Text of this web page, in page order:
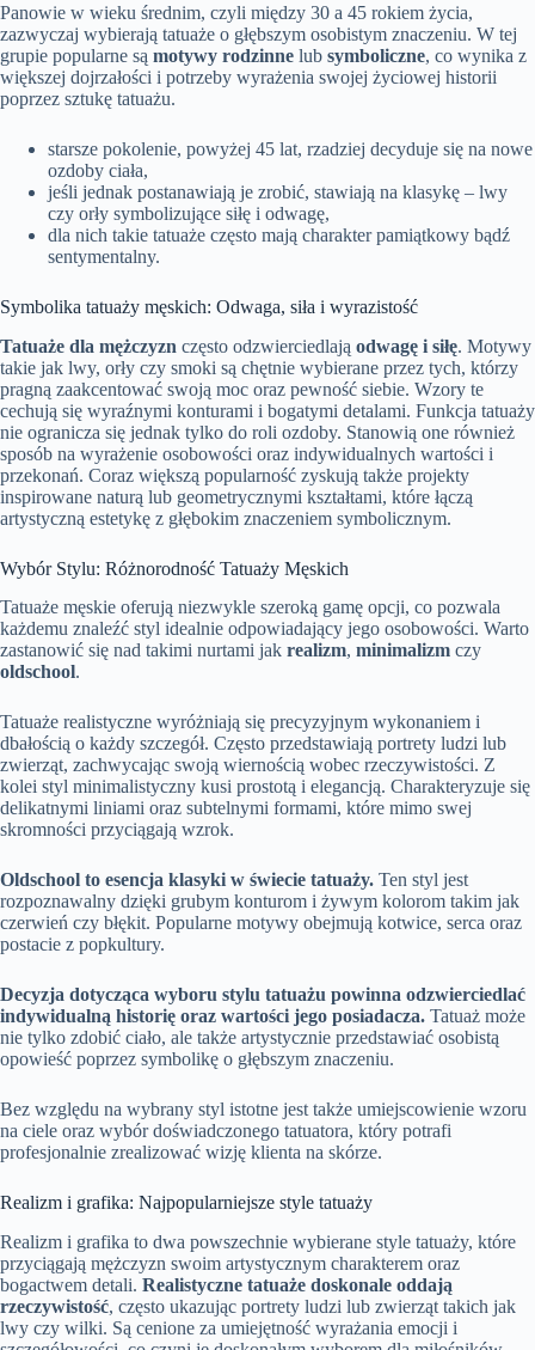
Panowie w wieku średnim, czyli między 30 a 45 rokiem życia,
zazwyczaj wybierają tatuaże o głębszym osobistym znaczeniu. W tej
grupie popularne są motywy rodzinne lub symboliczne, co wynika z
większej dojrzałości i potrzeby wyrażenia swojej życiowej historii
poprzez sztukę tatuażu.
starsze pokolenie, powyżej 45 lat, rzadziej decyduje się na nowe
ozdoby ciała,
jeśli jednak postanawiają je zrobić, stawiają na klasykę – lwy
czy orły symbolizujące siłę i odwagę,
dla nich takie tatuaże często mają charakter pamiątkowy bądź
sentymentalny.
Symbolika tatuaży męskich: Odwaga, siła i wyrazistość
Tatuaże dla mężczyzn często odzwierciedlają odwagę i siłę. Motywy
takie jak lwy, orły czy smoki są chętnie wybierane przez tych, którzy
pragną zaakcentować swoją moc oraz pewność siebie. Wzory te
cechują się wyraźnymi konturami i bogatymi detalami. Funkcja tatuaży
nie ogranicza się jednak tylko do roli ozdoby. Stanowią one również
sposób na wyrażenie osobowości oraz indywidualnych wartości i
przekonań. Coraz większą popularność zyskują także projekty
inspirowane naturą lub geometrycznymi kształtami, które łączą
artystyczną estetykę z głębokim znaczeniem symbolicznym.
Wybór Stylu: Różnorodność Tatuaży Męskich
Tatuaże męskie oferują niezwykle szeroką gamę opcji, co pozwala
każdemu znaleźć styl idealnie odpowiadający jego osobowości. Warto
zastanowić się nad takimi nurtami jak realizm, minimalizm czy
oldschool.
Tatuaże realistyczne wyróżniają się precyzyjnym wykonaniem i
dbałością o każdy szczegół. Często przedstawiają portrety ludzi lub
zwierząt, zachwycając swoją wiernością wobec rzeczywistości. Z
kolei styl minimalistyczny kusi prostotą i elegancją. Charakteryzuje się
delikatnymi liniami oraz subtelnymi formami, które mimo swej
skromności przyciągają wzrok.
Oldschool to esencja klasyki w świecie tatuaży. Ten styl jest
rozpoznawalny dzięki grubym konturom i żywym kolorom takim jak
czerwień czy błękit. Popularne motywy obejmują kotwice, serca oraz
postacie z popkultury.
Decyzja dotycząca wyboru stylu tatuażu powinna odzwierciedlać
indywidualną historię oraz wartości jego posiadacza. Tatuaż może
nie tylko zdobić ciało, ale także artystycznie przedstawiać osobistą
opowieść poprzez symbolikę o głębszym znaczeniu.
Bez względu na wybrany styl istotne jest także umiejscowienie wzoru
na ciele oraz wybór doświadczonego tatuatora, który potrafi
profesjonalnie zrealizować wizję klienta na skórze.
Realizm i grafika: Najpopularniejsze style tatuaży
Realizm i grafika to dwa powszechnie wybierane style tatuaży, które
przyciągają mężczyzn swoim artystycznym charakterem oraz
bogactwem detali. Realistyczne tatuaże doskonale oddają
rzeczywistość, często ukazując portrety ludzi lub zwierząt takich jak
lwy czy wilki. Są cenione za umiejętność wyrażania emocji i